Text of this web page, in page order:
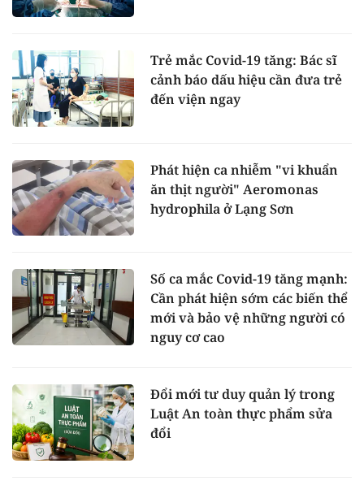
Trẻ mắc Covid-19 tăng: Bác sĩ
cảnh báo dấu hiệu cần đưa trẻ
đến viện ngay
Phát hiện ca nhiễm "vi khuẩn
ăn thịt người" Aeromonas
hydrophila ở Lạng Sơn
Số ca mắc Covid-19 tăng mạnh:
Cần phát hiện sớm các biến thể
mới và bảo vệ những người có
nguy cơ cao
Đổi mới tư duy quản lý trong
Luật An toàn thực phẩm sửa
đổi